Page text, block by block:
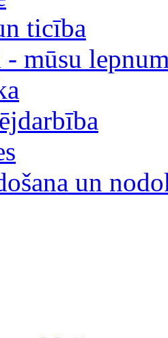
ticība
mūsu
un